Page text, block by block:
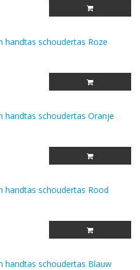
handtas schoudertas Roze
handtas schoudertas Oranje
handtas schoudertas Rood
handtas schoudertas Blauw